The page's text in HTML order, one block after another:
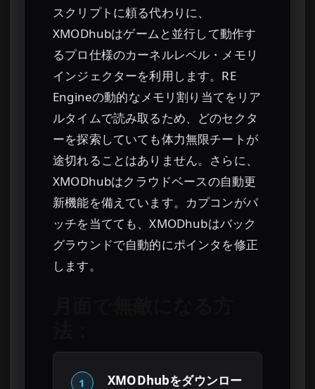
スクリプトに頼る代わりに、
XMODhubはゲームと並行して動作す
るプロ仕様のカーネルレベル・メモリ
インジェクターを利用します。RE
Engineの動的なメモリ割り当てをリア
ルタイムで読み取るため、どのセクタ
ーを探索していても体力無限チートが
途切れることはありません。さらに、
XMODhubはクラウドベースの自動更
新機能を備えています。カプコンがパ
ッチを当てても、XMODhubはバック
グラウンドで自動的にポインタを修正
します。
1 XMODhubをダウンロー